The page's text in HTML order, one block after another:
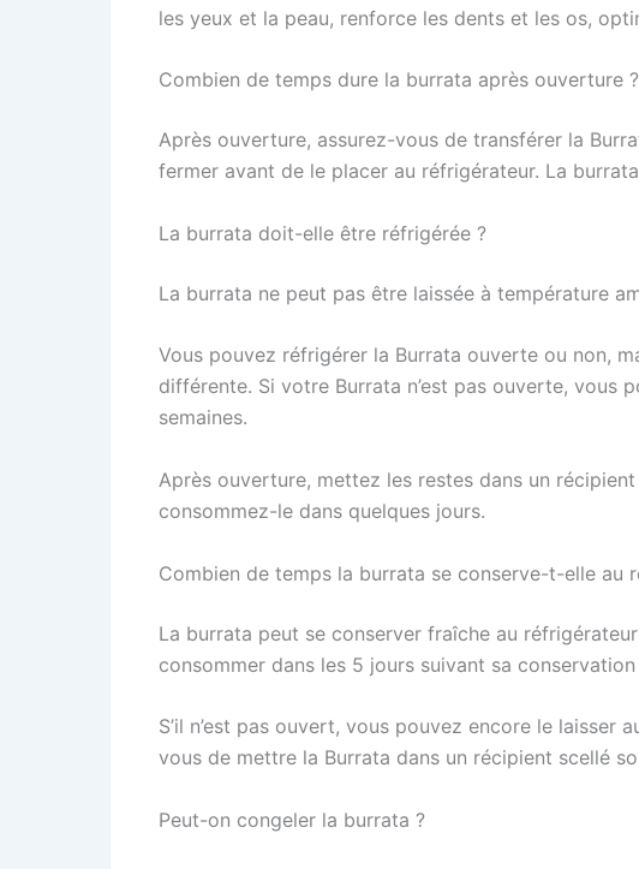
les yeux et la peau, renforce les dents et les os,
Combien de temps dure la burrata après ouverture ?
Après ouverture, assurez-vous de transférer la
fermer avant de le placer au réfrigérateur. La
La burrata doit-elle être réfrigérée ?
La burrata ne peut pas être laissée à température
Vous pouvez réfrigérer la Burrata ouverte ou non,
différente. Si votre Burrata n’est pas ouverte, vous
semaines.
Après ouverture, mettez les restes dans un
consommez-le dans quelques jours.
Combien de temps la burrata se conserve-t-elle au
La burrata peut se conserver fraîche au
consommer dans les 5 jours suivant sa
S’il n’est pas ouvert, vous pouvez encore le
vous de mettre la Burrata dans un récipient scellé
Peut-on congeler la burrata ?